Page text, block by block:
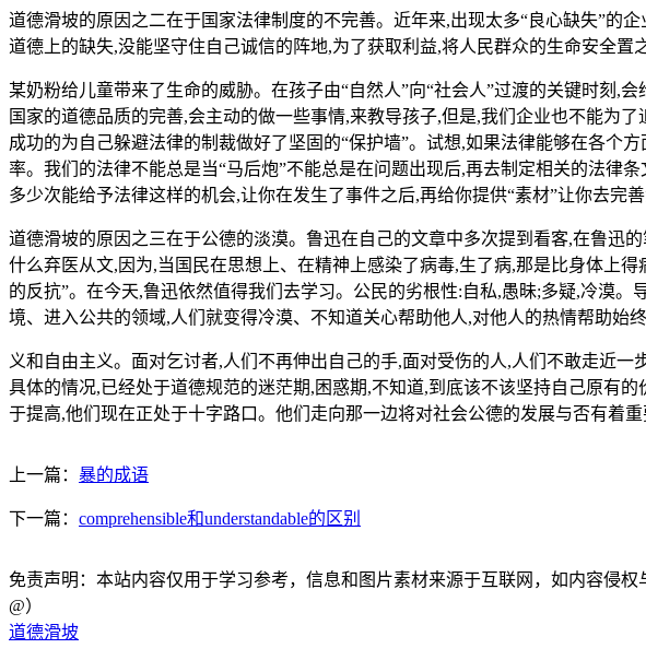
道德滑坡的原因之二在于国家法律制度的不完善。近年来,出现太多“良心缺失”的
道德上的缺失,没能坚守住自己诚信的阵地,为了获取利益,将人民群众的生命安全置
某奶粉给儿童带来了生命的威胁。在孩子由“自然人”向“社会人”过渡的关键时刻,
国家的道德品质的完善,会主动的做一些事情,来教导孩子,但是,我们企业也不能为
成功的为自己躲避法律的制裁做好了坚固的“保护墙”。试想,如果法律能够在各个
率。我们的法律不能总是当“马后炮”不能总是在问题出现后,再去制定相关的法律
多少次能给予法律这样的机会,让你在发生了事件之后,再给你提供“素材”让你去完善
道德滑坡的原因之三在于公德的淡漠。鲁迅在自己的文章中多次提到看客,在鲁迅
什么弃医从文,因为,当国民在思想上、在精神上感染了病毒,生了病,那是比身体上
的反抗”。在今天,鲁迅依然值得我们去学习。公民的劣根性:自私,愚昧;多疑,冷漠
境、进入公共的领域,人们就变得冷漠、不知道关心帮助他人,对他人的热情帮助始
义和自由主义。面对乞讨者,人们不再伸出自己的手,面对受伤的人,人们不敢走近
具体的情况,已经处于道德规范的迷茫期,困惑期,不知道,到底该不该坚持自己原有
于提高,他们现在正处于十字路口。他们走向那一边将对社会公德的发展与否有着重
上一篇： 暴的成语
下一篇： comprehensible和understandable的区别
免责声明：本站内容仅用于学习参考，信息和图片素材来源于互联网，如内容侵
@）
道德滑坡